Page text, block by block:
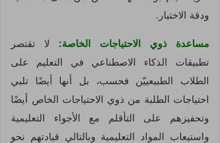
ودقة الاختبار.
مساعدة ذوي الاحتياجات الخاصة: لا تقتصر
تطبيقات الذكاء الاصطناعي في التعليم على
الطلاب الطبيعييّن فحسب، بل أنها أيضًا تلبي
احتياجات الطلبة من ذوي الاحتياجات الخاص أيضًا
وتحفيزهم على التأقلم مع الأجواء التعليمية
واستيعاب المواد التعليمية وبالتالي قيادتهم نحو